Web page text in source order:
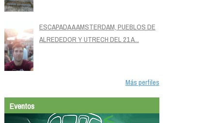
ESCAPADA A AMSTERDAM, PUEBLOS DE
ALREDEDOR Y UTRECH DEL 21 A...
Más perfiles
Eventos